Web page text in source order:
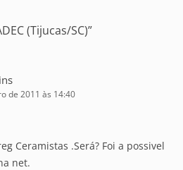
(Tijucas/SC)”
de 2011 às 14:40
Ceramistas .Será? Foi a possivel
net.